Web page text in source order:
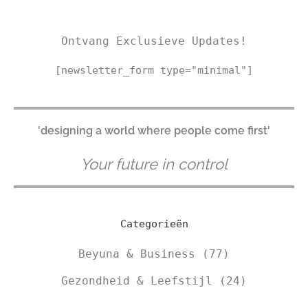
Ontvang Exclusieve Updates!
[newsletter_form type="minimal"]
'designing a world where people come first'
Your future in control
Categorieën
Beyuna & Business (77)
Gezondheid & Leefstijl (24)